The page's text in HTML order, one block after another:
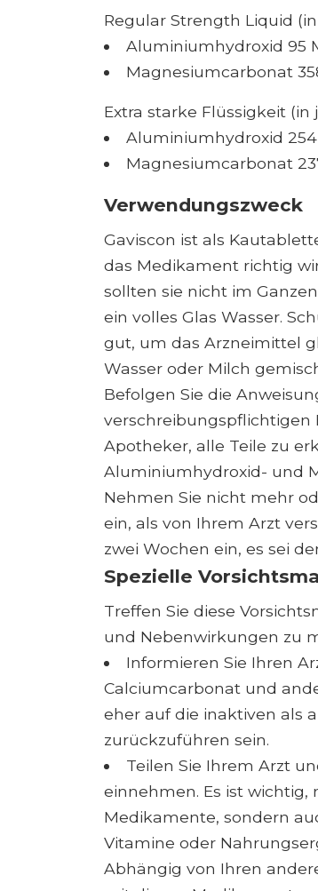
Regular Strength Liquid
Aluminiumhydroxid 95
Magnesiumcarbonat
Extra starke Flüssigkeit (in
Aluminiumhydroxid
Magnesiumcarbonat
Verwendungszweck
Gaviscon ist als
das Medikament richtig
sollten sie nicht im
ein volles Glas Wasser.
gut, um das Arzneimittel
Wasser oder Milch
Befolgen Sie die
verschreibungspflichtigen
Apotheker, alle Teile zu
Aluminiumhydroxid- und
Nehmen Sie nicht mehr
ein, als von Ihrem Arzt
zwei Wochen ein, es sei
Spezielle
Treffen Sie diese
und Nebenwirkungen zu
Informieren Sie Ihren
Calciumcarbonat und
eher auf die inaktiven als
zurückzuführen sein.
Teilen Sie Ihrem Arzt
einnehmen. Es ist
Medikamente, sondern
Vitamine oder
Abhängig von Ihren